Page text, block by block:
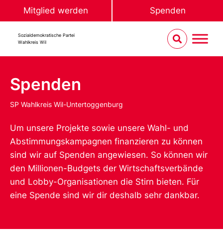
Mitglied werden Spenden
Sozialdemokratische Partei
Wahlkreis Wil
Spenden
SP Wahlkreis Wil-Untertoggenburg
Um unsere Projekte sowie unsere Wahl- und
Abstimmungskampagnen finanzieren zu können
sind wir auf Spenden angewiesen. So können wir
den Millionen-Budgets der Wirtschaftsverbände
und Lobby-Organisationen die Stirn bieten. Für
eine Spende sind wir dir deshalb sehr dankbar.